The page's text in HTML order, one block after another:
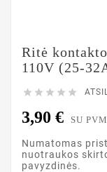
Ritė
110V (25-
    
3,90 € SU PVM
Numatomas
nuotraukos
pavyzdinės.